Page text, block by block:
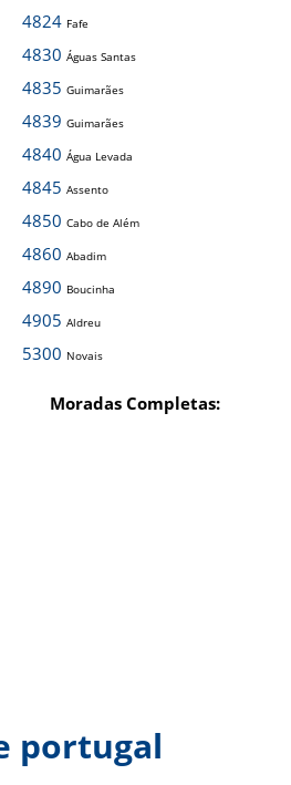
4824 Fafe
4830 Águas Santas
4835 Guimarães
4839 Guimarães
4840 Água Levada
4845 Assento
4850 Cabo de Além
4860 Abadim
4890 Boucinha
4905 Aldreu
5300 Novais
Moradas Completas:
portugal